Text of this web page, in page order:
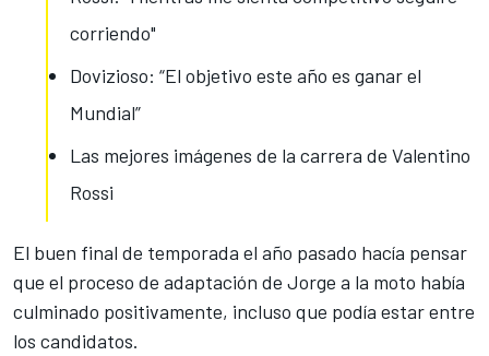
corriendo"
Dovizioso: “El objetivo este año es ganar el
Mundial”
Las mejores imágenes de la carrera de Valentino
Rossi
El buen final de temporada el año pasado hacía pensar
que el proceso de adaptación de Jorge a la moto había
culminado positivamente, incluso que podía estar entre
los candidatos.